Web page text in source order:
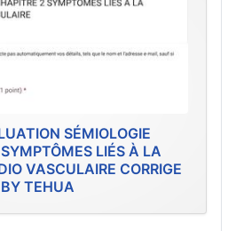
SÉMIOLOGIE
LIÉS À LA
VASCULAIRE CORRIGE
BY TEHUA